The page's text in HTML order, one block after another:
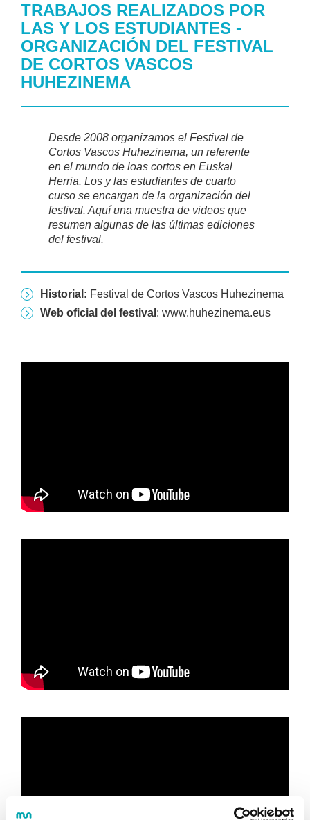
TRABAJOS REALIZADOS POR
LAS Y LOS ESTUDIANTES -
ORGANIZACIÓN DEL FESTIVAL
DE CORTOS VASCOS
HUHEZINEMA
Desde 2008 organizamos el Festival de
Cortos Vascos Huhezinema, un referente
en el mundo de loas cortos en Euskal
Herria. Los y las estudiantes de cuarto
curso se encargan de la organización del
festival. Aquí una muestra de videos que
resumen algunas de las últimas ediciones
del festival.
Historial: Festival de Cortos Vascos Huhezinema
Web oficial del festival : www.huhezinema.eus